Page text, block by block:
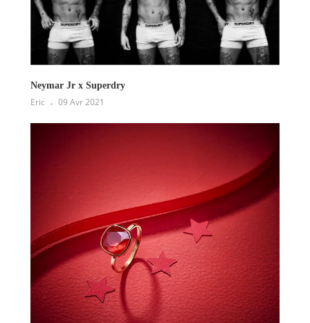
Neymar Jr x Superdry
Eric 09 Avr 2021